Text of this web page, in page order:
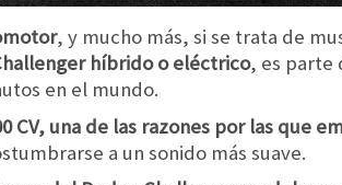
, y mucho más, si se trata de
híbrido o eléctrico, es parte
en el mundo.
CV, una de las razones por las que
a un sonido más suave.